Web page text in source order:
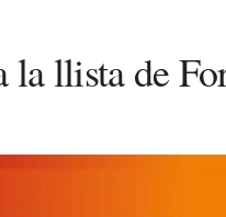
llista de